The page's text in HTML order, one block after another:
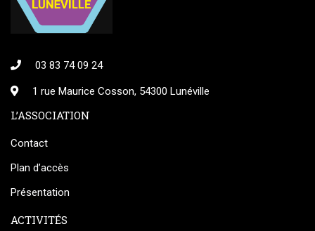
03 83 74 09 24
1 rue Maurice Cosson, 54300 Lunéville
L’ASSOCIATION
Contact
Plan d’accès
Présentation
ACTIVITÉS